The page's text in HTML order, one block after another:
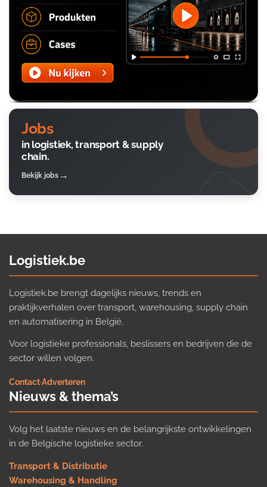
Jobs
in logistiek, transport & supply
chain.
Bekijk jobs
Logistiek.be
Logistiek.be brengt dagelijks nieuws, trends en
praktijkverhalen over transport, warehousing, supply chain
en automatisering in België.
Voor logistieke professionals, beslissers en bedrijven die de
sector willen volgen.
Contact·Adverteren
Nieuws & thema’s
Volg het laatste nieuws en de belangrijkste ontwikkelingen
in de Belgische logistieke sector.
Transport & Distributie
Warehousing & Handling